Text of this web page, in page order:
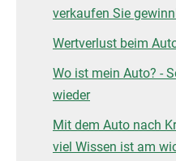
verkaufen Sie
Wertverlust beim
Wo ist mein Auto? -
wieder
Mit dem Auto nach
viel Wissen ist am